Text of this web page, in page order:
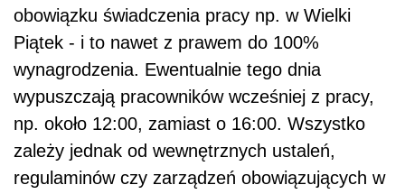
obowiązku świadczenia pracy np. w Wielki
Piątek - i to nawet z prawem do 100%
wynagrodzenia. Ewentualnie tego dnia
wypuszczają pracowników wcześniej z pracy,
np. około 12:00, zamiast o 16:00. Wszystko
zależy jednak od wewnętrznych ustaleń,
regulaminów czy zarządzeń obowiązujących w